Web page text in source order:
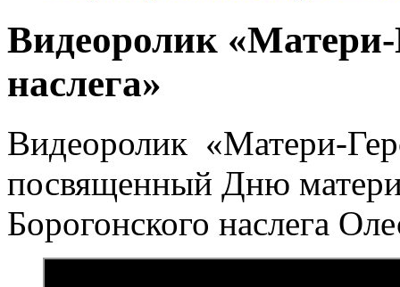
Видеоролик
наслега»
Видеоролик «Матери-
посвященный Дню
Борогонского наслега